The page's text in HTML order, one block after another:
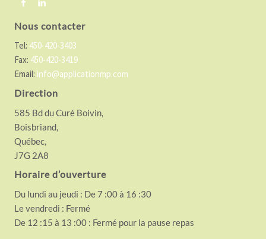
Nous contacter
Tel: 450-420-3403
Fax: 450-420-3419
Email: info@applicationmp.com
Direction
585 Bd du Curé Boivin,
Boisbriand,
Québec,
J7G 2A8
Horaire d’ouverture
Du lundi au jeudi : De 7 :00 à 16 :30
Le vendredi : Fermé
De 12 :15 à 13 :00 : Fermé pour la pause repas